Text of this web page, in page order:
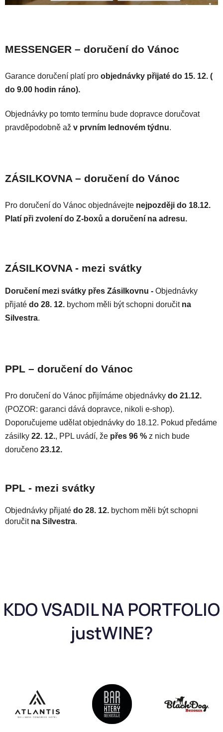
MESSENGER – doručení do Vánoc
Garance doručení platí pro objednávky přijaté do 15. 12. (
do 9.00 hodin ráno).
Objednávky po tomto termínu bude dopravce doručovat
pravděpodobně až v prvním lednovém týdnu.
ZÁSILKOVNA – doručení do Vánoc
Pro doručení do Vánoc objednávejte nejpozději do 18.12.
Platí při zvolení do Z-boxů a doručení na adresu.
ZÁSILKOVNA - mezi svátky
Doručení mezi svátky přes Zásilkovnu - Objednávky
přijaté do 28. 12. bychom měli být schopni doručit na
Silvestra.
PPL – doručení do Vánoc
Pro doručení do Vánoc přijímáme objednávky do 21.12.
(POZOR: garanci dává dopravce, nikoli e-shop).
Doporučujeme udělat objednávky do 18.12. Pokud předáme
zásilky 22. 12., PPL uvádí, že přes 96 % z nich bude
doručeno 23.12.
PPL - mezi svátky
Objednávky přijaté do 28. 12. bychom měli být schopni
doručit na Silvestra.